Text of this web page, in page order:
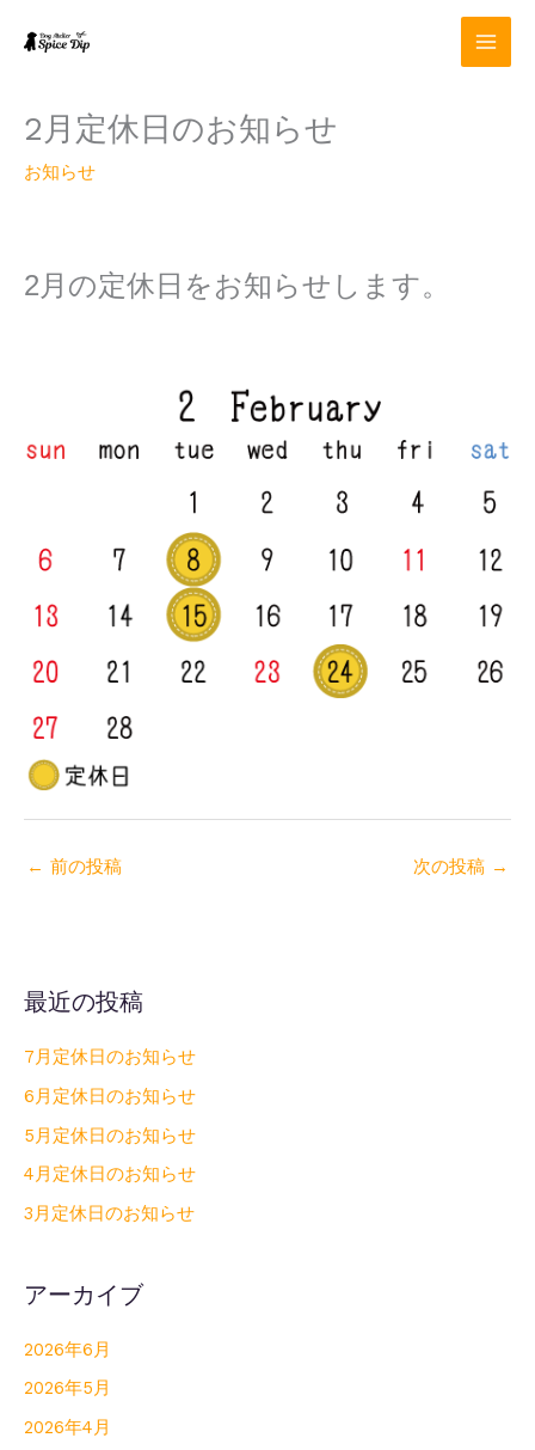
2月定休日のお知らせ
お知らせ
2 月の定休日をお知らせします。
← 前の投稿 次の投稿 →
最近の投稿
7月定休日のお知らせ
6月定休日のお知らせ
5月定休日のお知らせ
4月定休日のお知らせ
3月定休日のお知らせ
アーカイブ
2026年6月
2026年5月
2026年4月